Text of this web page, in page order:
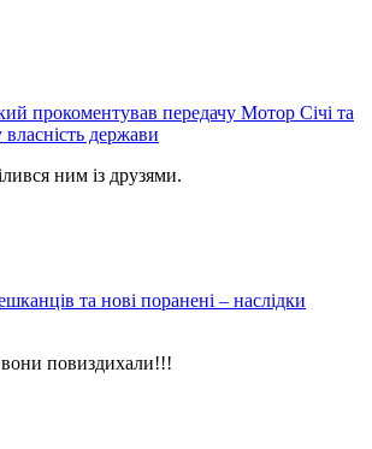
прокоментував передачу Мотор Січі та
держави
ним із друзями.
та нові поранені – наслідки
повиздихали!!!